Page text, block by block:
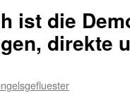
ist die
direkte